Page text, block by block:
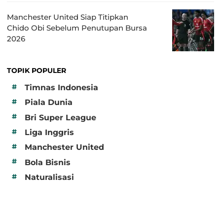
Manchester United Siap Titipkan
Chido Obi Sebelum Penutupan Bursa
2026
TOPIK POPULER
#
Timnas Indonesia
# Piala Dunia
# Bri Super League
# Liga Inggris
# Manchester United
# Bola Bisnis
# Naturalisasi